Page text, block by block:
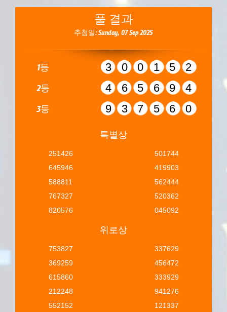
풀 결과
추첨일: Sunday, 07 Sep 2025
1등 300152
2등 465694
3등 937560
특별상
251426
645946
588811
767327
820576
501744
419903
562444
520362
045092
위로상
753827
369259
615860
212248
552152
337629
456472
333929
941276
121337